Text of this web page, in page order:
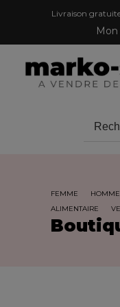
Livraison
FEMME HOMME
ALIMENTAIRE